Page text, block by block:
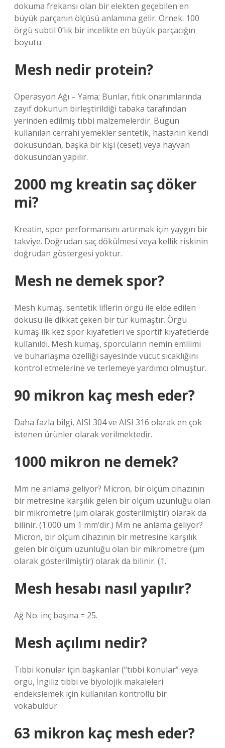
dokuma frekansı olan bir elekten geçebilen en
büyük parçanın ölçüsü anlamına gelir. Örnek: 100
örgü subtil 0’lık bir incelikte en büyük parçacığın
boyutu.
Mesh nedir protein?
Operasyon Ağı – Yama; Bunlar, fıtık onarımlarında
zayıf dokunun birleştirildiği tabaka tarafından
yerinden edilmiş tıbbi malzemelerdir. Bugün
kullanılan cerrahi yemekler sentetik, hastanın kendi
dokusundan, başka bir kişi (ceset) veya hayvan
dokusundan yapılır.
2000 mg kreatin saç döker
mi?
Kreatin, spor performansını artırmak için yaygın bir
takviye. Doğrudan saç dökülmesi veya kellik riskinin
doğrudan göstergesi yoktur.
Mesh ne demek spor?
Mesh kumaş, sentetik liflerin örgü ile elde edilen
dokusu ile dikkat çeken bir tür kumaştır. Örgü
kumaş ilk kez spor kıyafetleri ve sportif kıyafetlerde
kullanıldı. Mesh kumaş, sporcuların nemin emilimi
ve buharlaşma özelliği sayesinde vücut sıcaklığını
kontrol etmelerine ve terlemeye yardımcı olmuştur.
90 mikron kaç mesh eder?
Daha fazla bilgi, AISI 304 ve AISI 316 olarak en çok
istenen ürünler olarak verilmektedir.
1000 mikron ne demek?
Μm ne anlama geliyor? Micron, bir ölçüm cihazının
bir metresine karşılık gelen bir ölçüm uzunluğu olan
bir mikrometre (µm olarak gösterilmiştir) olarak da
bilinir. (1.000 um 1 mm’dir.) Μm ne anlama geliyor?
Micron, bir ölçüm cihazının bir metresine karşılık
gelen bir ölçüm uzunluğu olan bir mikrometre (µm
olarak gösterilmiştir) olarak da bilinir. (1.
Mesh hesabı nasıl yapılır?
Ağ No. inç başına = 25.
Mesh açılımı nedir?
Tıbbi konular için başkanlar (“tıbbi konular” veya
örgü, İngiliz tıbbi ve biyolojik makaleleri
endekslemek için kullanılan kontrollü bir
vokabuldur.
63 mikron kaç mesh eder?